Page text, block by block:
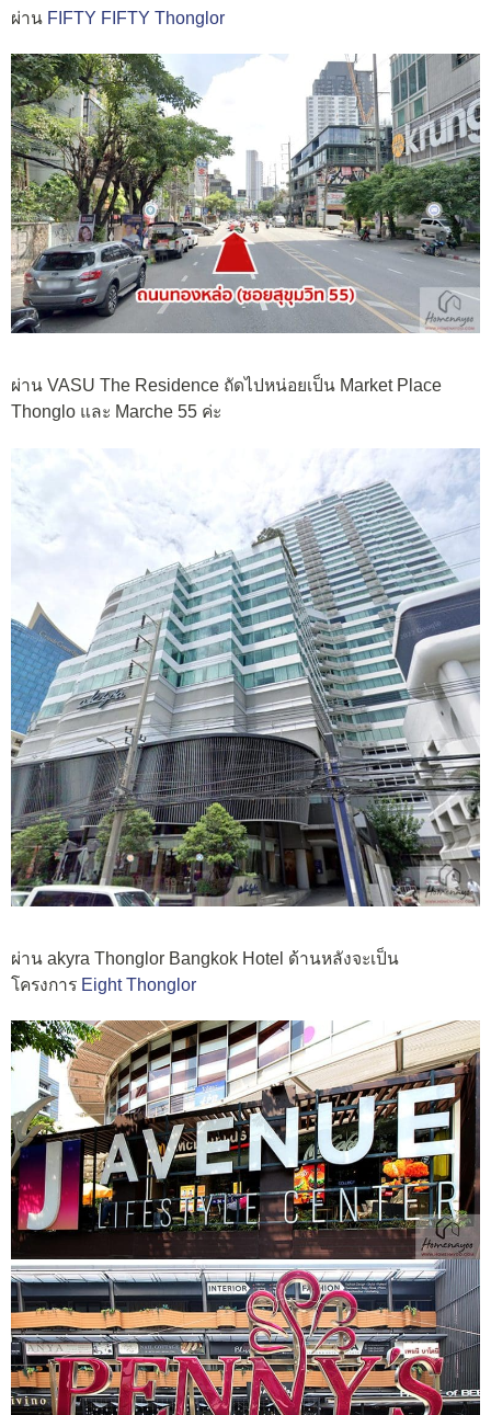
ผ่าน FIFTY FIFTY Thonglor
ผ่าน VASU The Residence ถัดไปหน่อยเป็น Market Place
Thonglo และ Marche 55 ค่ะ
ผ่าน akyra Thonglor Bangkok Hotel ด้านหลังจะเป็น
โครงการ Eight Thonglor